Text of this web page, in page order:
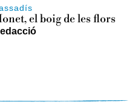
el boig de les flors